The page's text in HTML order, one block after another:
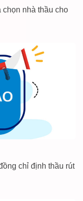
nhà thầu cho
chỉ định thầu rút